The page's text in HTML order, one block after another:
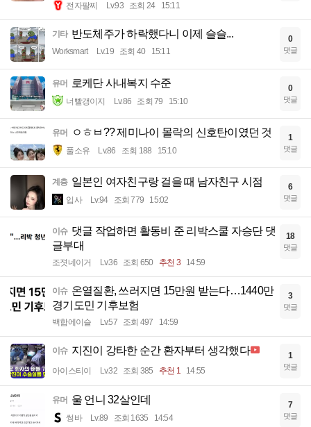
전자팔찌 Lv.93 조회 24 15:11
기타 반도체주가 하락했다니 이제 슬슬...
Worksmart Lv.19 조회 40 15:11
0
댓글
유머 로케단 사내복지 수준
너빨갱이지 Lv.86 조회 79 15:10
0
댓글
유머 ㅇㅎㅂ?? 제미나이 몰락의 신호탄이였던 것
풀소유 Lv.86 조회 188 15:10
1
댓글
계층 일본인 여자친구랑 걸을 때 남자친구 시점
입사 Lv.94 조회 779 15:02
6
댓글
이슈 댓글 작업하면 활동비 준 리박스쿨 자승단 댓
글부대
조졋네이거 Lv.36 조회 650 추천 3 14:59
18
댓글
이슈 온열질환, 쓰러지면 15만원 받는다…1440만
경기도민 기후보험
백합에이슬 Lv.57 조회 497 14:59
3
댓글
이슈 지진이 강타한 순간 환자부터 생각했다
아이스티이 Lv.32 조회 385 추천 1 14:55
1
댓글
유머 울 언니 32살인데
썽바 Lv.89 조회 1635 14:54
7
댓글